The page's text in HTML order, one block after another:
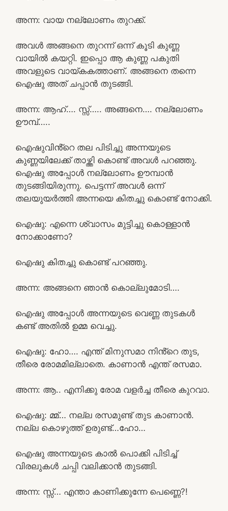
അന്ന: വായ നല്ലോണം തുറക്ക്.
അവൾ അങ്ങനെ തുറന്ന് ഒന്ന് കൂടി കുണ്ണ
വായിൽ കയറ്റി. ഇപ്പൊ ആ കുണ്ണ പകുതി
അവളുടെ വായ്കകത്താണ്. അങ്ങനെ തന്നെ
ഐഷു അത് ചപ്പാൻ തുടങ്ങി.
അന്ന: ആഹ്…. സ്സ്‌….. അങ്ങനെ…. നല്ലോണം
ഊമ്പ്…..
ഐഷുവിൻ്റെ തല പിടിച്ചു അന്നയുടെ
കുണ്ണയിലേക്ക് താഴ്ത്തി കൊണ്ട് അവൾ പറഞ്ഞു.
ഐഷു അപ്പോൾ നല്ലോണം ഊമ്പാൻ
തുടങ്ങിയിരുന്നു. പെട്ടന്ന് അവൾ ഒന്ന്
തലയുയർത്തി അന്നയെ കിതച്ചു കൊണ്ട് നോക്കി.
ഐഷു: എന്നെ ശ്വാസം മുട്ടിച്ചു കൊള്ളാൻ
നോക്കാണോ?
ഐഷു കിതച്ചു കൊണ്ട് പറഞ്ഞു.
അന്ന: അങ്ങനെ ഞാൻ കൊല്ലുമോടി….
ഐഷു അപ്പോൾ അന്നയുടെ വെണ്ണ തുടകൾ
കണ്ട് അതിൽ ഉമ്മ വെച്ചു.
ഐഷു: ഹോ…. എന്ത് മിനുസമാ നിൻ്റെ തുട,
തീരെ രോമമില്ലാതെ. കാണാൻ എന്ത് രസമാ.
അന്ന: ആ.. എനിക്കു രോമ വളർച്ച തീരെ കുറവാ.
ഐഷു: മ്മ്… നല്ല രസമുണ്ട് തുട കാണാൻ.
നല്ല കൊഴുത്ത്‌ ഉരുണ്ട്…ഹോ…
ഐഷു അന്നയുടെ കാൽ പൊക്കി പിടിച്ച്
വിരലുകൾ ചപ്പി വലിക്കാൻ തുടങ്ങി.
അന്ന: സ്സ്‌… എന്താ കാണിക്കുന്നേ പെണ്ണെ?!